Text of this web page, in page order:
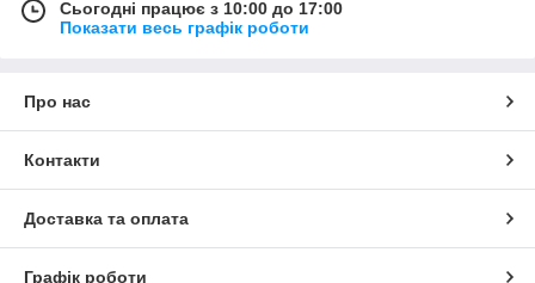
Сьогодні працює з 10:00 до 17:00
Показати весь графік роботи
Про нас
Контакти
Доставка та оплата
Графік роботи